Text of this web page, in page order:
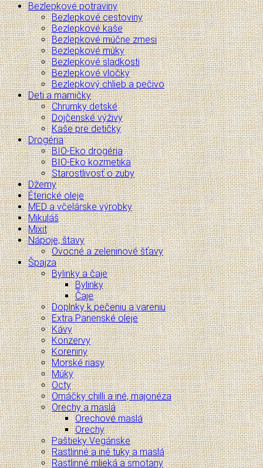
Bezlepkové potraviny
Bezlepkové cestoviny
Bezlepkové kaše
Bezlepkové múčne zmesi
Bezlepkové múky
Bezlepkové sladkosti
Bezlepkové vločky
Bezlepkový chlieb a pečivo
Deti a mamičky
Chrumky detské
Dojčenské výživy
Kaše pre detičky
Drogéria
BIO-Eko drogéria
BIO-Eko kozmetika
Starostlivosť o zuby
Džemy
Éterické oleje
MED a včelárske výrobky
Mikuláš
Mixit
Nápoje, štavy
Ovocné a zeleninové šťavy
Špajza
Bylinky a čaje
Bylinky
Čaje
Doplnky k pečeniu a vareniu
Extra Panenské oleje
Kávy
Konzervy
Koreniny
Morské riasy
Múky
Octy
Omáčky chilli a iné, majonéza
Orechy a maslá
Orechové maslá
Orechy
Paštieky Vegánske
Rastlinné a iné tuky a maslá
Rastlinné mlieká a smotany